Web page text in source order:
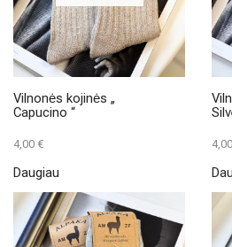
be
chosen
on
the
product
Vilnonės kojinės „
Capucino “
4,00 €
Daugiau
4,00